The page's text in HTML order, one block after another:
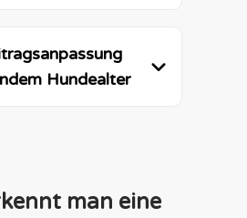
Hundealter
man eine